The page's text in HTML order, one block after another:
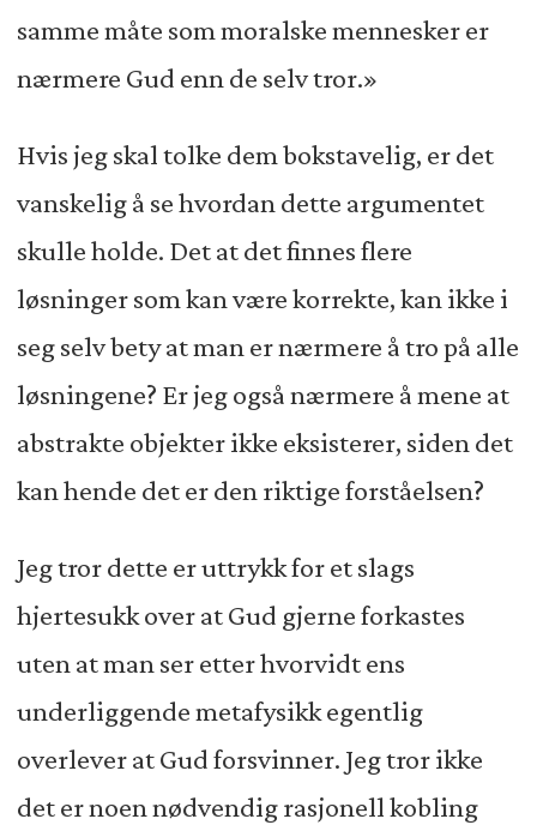
samme måte som moralske mennesker er
nærmere Gud enn de selv tror.»
Hvis jeg skal tolke dem bokstavelig, er det
vanskelig å se hvordan dette argumentet
skulle holde. Det at det finnes flere
løsninger som kan være korrekte, kan ikke i
seg selv bety at man er nærmere å tro på alle
løsningene? Er jeg også nærmere å mene at
abstrakte objekter ikke eksisterer, siden det
kan hende det er den riktige forståelsen?
Jeg tror dette er uttrykk for et slags
hjertesukk over at Gud gjerne forkastes
uten at man ser etter hvorvidt ens
underliggende metafysikk egentlig
overlever at Gud forsvinner. Jeg tror ikke
det er noen nødvendig rasjonell kobling